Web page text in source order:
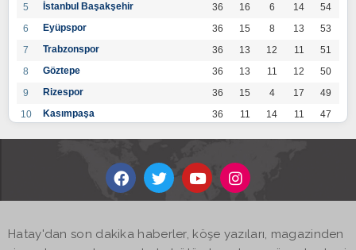
5
İstanbul Başakşehir 36 16 6 14
54
6
Eyüpspor 36 15 8 13
53
7
Trabzonspor 36 13 12 11
51
8
Göztepe 36 13 11 12
50
9
Rizespor 36 15 4 17
49
10
Kasımpaşa 36 11 14 11
47
36 12
14
Kayserispor 36 11 12 13
45
17
Hatay'dan son dakika haberler, köşe yazıları, magazinden